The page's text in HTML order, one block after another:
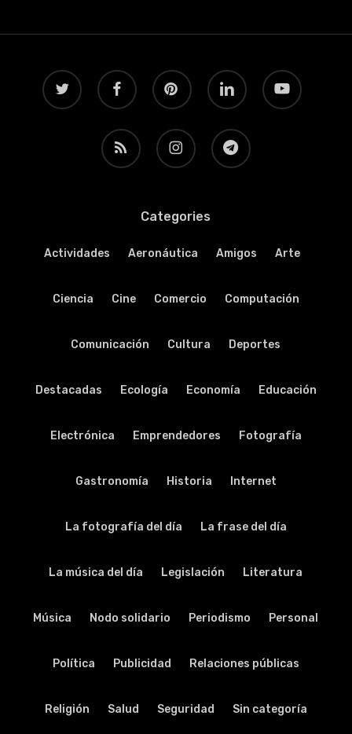
twitter facebook pinterest linkedin youtube
RSS instagram telegram
Categories
Actividades Aeronáutica Amigos Arte
Ciencia Cine Comercio Computación
Comunicación Cultura Deportes
Destacadas Ecología Economía Educación
Electrónica Emprendedores Fotografía
Gastronomía Historia Internet
La fotografía del día La frase del día
La música del día Legislación Literatura
Música Nodo solidario Periodismo Personal
Política Publicidad Relaciones públicas
Religión Salud Seguridad Sin categoría